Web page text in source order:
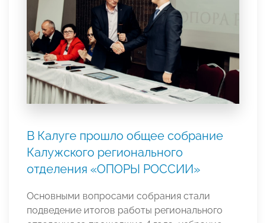
В Калуге прошло общее собрание
Калужского регионального
отделения «ОПОРЫ РОССИИ»
Основными вопросами собрания стали
подведение итогов работы регионального